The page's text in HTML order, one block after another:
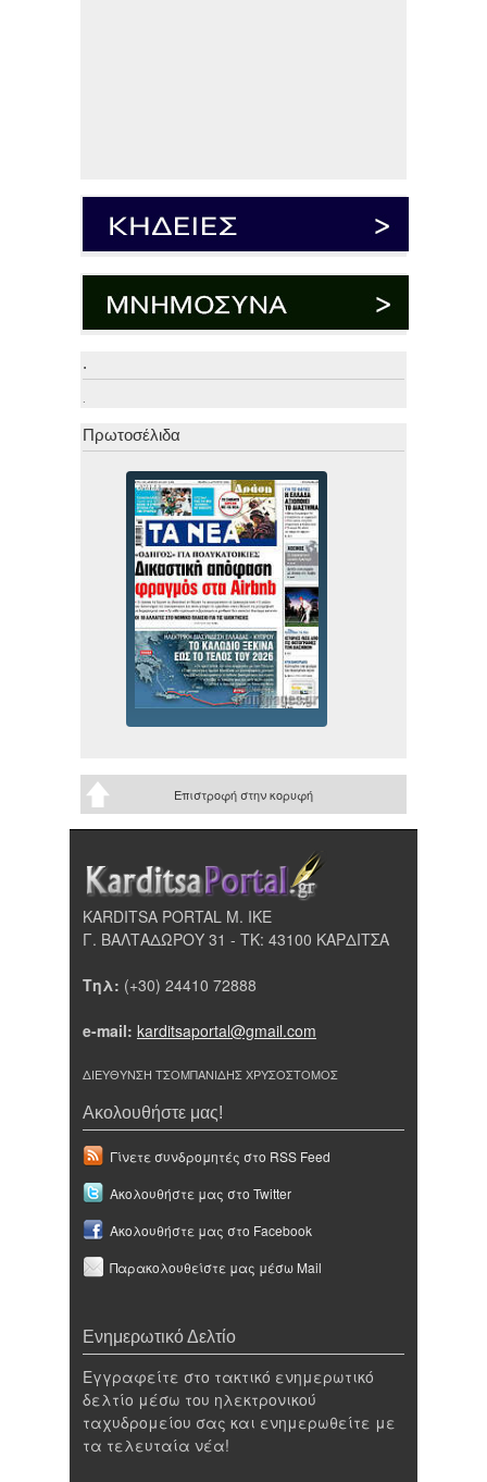
.
Πρωτοσέλιδα
Επιστροφή στην κορυφή
KARDITSA PORTAL Μ. ΙΚΕ
Γ. ΒΑΛΤΑΔΩΡΟΥ 31 - ΤΚ: 43100 ΚΑΡΔΙΤΣΑ
Τηλ: (+30) 24410 72888
e-mail: karditsaportal@gmail.com
ΔΙΕΥΘΥΝΣΗ ΤΣΟΜΠΑΝΙΔΗΣ ΧΡΥΣΟΣΤΟΜΟΣ
Ακολουθήστε μας!
Γίνετε συνδρομητές στο RSS Feed
Ακολουθήστε μας στο Twitter
Ακολουθήστε μας στο Facebook
Παρακολουθείστε μας μέσω Mail
Ενημερωτικό Δελτίο
Εγγραφείτε στο τακτικό ενημερωτικό
δελτίο μέσω του ηλεκτρονικού
ταχυδρομείου σας και ενημερωθείτε με
τα τελευταία νέα!